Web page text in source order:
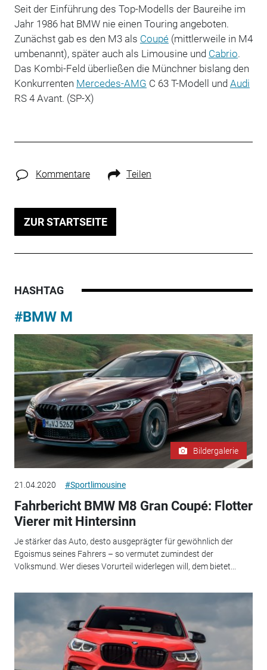
Seit der Einführung des Top-Modells der Baureihe im
Jahr 1986 hat BMW nie einen Touring angeboten.
Zunächst gab es den M3 als Coupé(mittlerweile in M4
umbenannt), später auch als Limousine und Cabrio.
Das Kombi-Feld überließen die Münchner bislang den
Konkurrenten Mercedes-AMG C 63 T-Modell und Audi
RS 4 Avant. (SP-X)
Kommentare Teilen
ZUR STARTSEITE
HASHTAG
#BMW M
Bildergalerie
21.04.2020 #Sportlimousine
Fahrbericht BMW M8 Gran Coupé: Flotter
Vierer mit Hintersinn
Je stärker das Auto, desto ausgeprägter für gewöhnlich der
Egoismus seines Fahrers – so vermutet zumindest der
Volksmund. Wer dieses Vorurteil widerlegen will, dem bietet...